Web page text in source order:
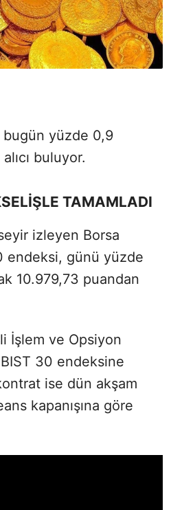
yüzde 0,9
buluyor.
TAMAMLADI
seyir izleyen Borsa
endeksi, günü yüzde
10.979,73 puandan
İşlem ve Opsiyon
30 endeksine
ise dün akşam
kapanışına göre